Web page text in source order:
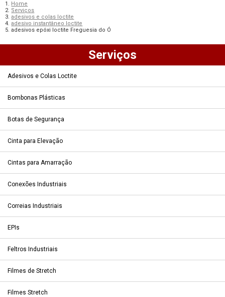
Home
Serviços
adesivos e colas loctite
adesivo instantâneo loctite
adesivos epóxi loctite Freguesia do Ó
Serviços
Adesivos e Colas Loctite
Bombonas Plásticas
Botas de Segurança
Cinta para Elevação
Cintas para Amarração
Conexões Industriais
Correias Industriais
EPIs
Feltros Industriais
Filmes de Stretch
Filmes Stretch